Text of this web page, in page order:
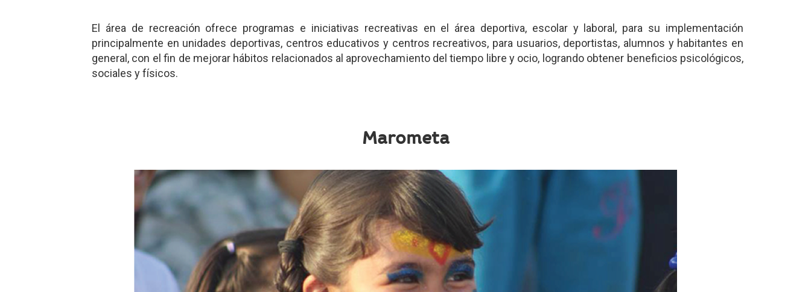
El área de recreación ofrece programas e iniciativas recreativas en el área deportiva, escolar y laboral, para su implementación
principalmente en unidades deportivas, centros educativos y centros recreativos, para usuarios, deportistas, alumnos y habitantes en
general, con el fin de mejorar hábitos relacionados al aprovechamiento del tiempo libre y ocio, logrando obtener beneficios psicológicos,
sociales y físicos.
Marometa